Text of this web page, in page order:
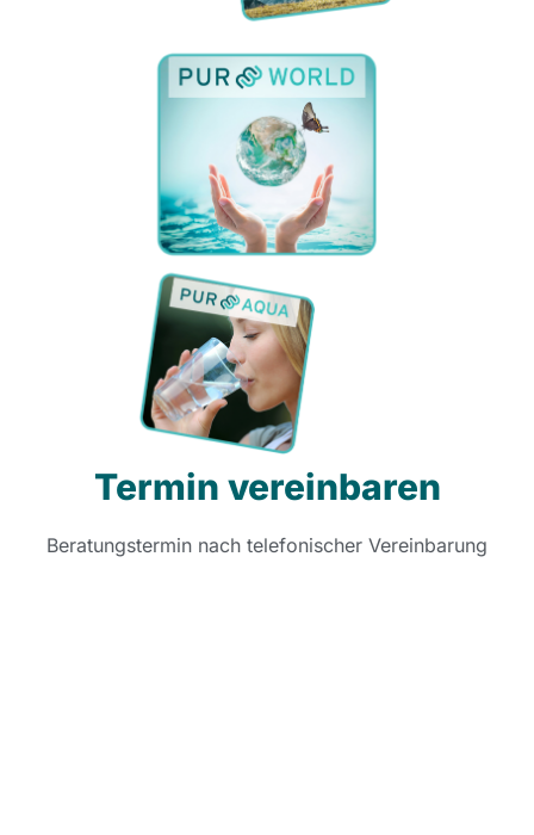
Termin vereinbaren
Beratungstermin nach telefonischer Vereinbarung